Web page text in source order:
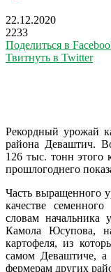
22.12.2020
2233
Поделиться в
Твитнуть в Twitter
Рекордный урожай
района Деваштич.
126 тыс. тонн этого
прошлогоднего
Часть выращенного
качестве
словам начальника
Камола Юсупова,
картофеля, из
самом Деваштиче, а
фермерам других